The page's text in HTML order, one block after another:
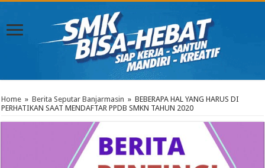
Home » Berita Seputar Banjarmasin » BEBERAPA HAL YANG HARUS DI
PERHATIKAN SAAT MENDAFTAR PPDB SMKN TAHUN 2020